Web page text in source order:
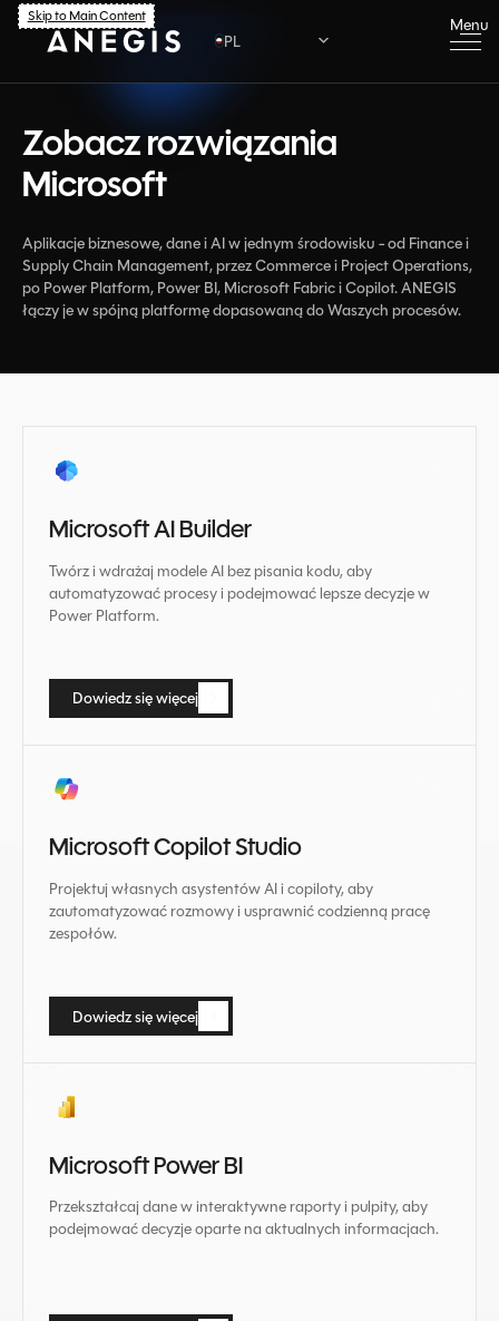
Skip to Main Content
PL
PL
EN
Menu
Zobacz rozwiązania
Microsoft
Aplikacje biznesowe, dane i AI w jednym środowisku - od Finance i
Supply Chain Management, przez Commerce i Project Operations,
po Power Platform, Power BI, Microsoft Fabric i Copilot. ANEGIS
łączy je w spójną platformę dopasowaną do Waszych procesów.
Microsoft AI Builder
Twórz i wdrażaj modele AI bez pisania kodu, aby
automatyzować procesy i podejmować lepsze decyzje w
Power Platform.
Dowiedz się więcej
Dowiedz się więcej
Microsoft Copilot Studio
Projektuj własnych asystentów AI i copiloty, aby
zautomatyzować rozmowy i usprawnić codzienną pracę
zespołów.
Dowiedz się więcej
Dowiedz się więcej
Microsoft Power BI
Przekształcaj dane w interaktywne raporty i pulpity, aby
podejmować decyzje oparte na aktualnych informacjach.